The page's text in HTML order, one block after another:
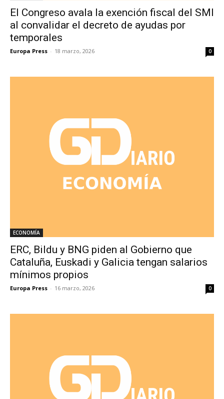
El Congreso avala la exención fiscal del SMI
al convalidar el decreto de ayudas por
temporales
Europa Press - 18 marzo, 2026 0
ECONOMÍA
ERC, Bildu y BNG piden al Gobierno que
Cataluña, Euskadi y Galicia tengan salarios
mínimos propios
Europa Press - 16 marzo, 2026 0